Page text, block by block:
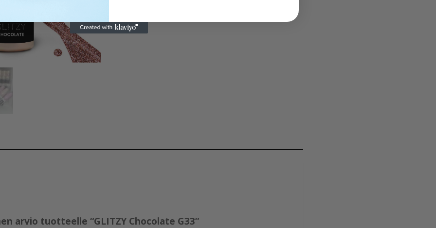
arvio tuotteelle “GLITZY Chocolate G33”